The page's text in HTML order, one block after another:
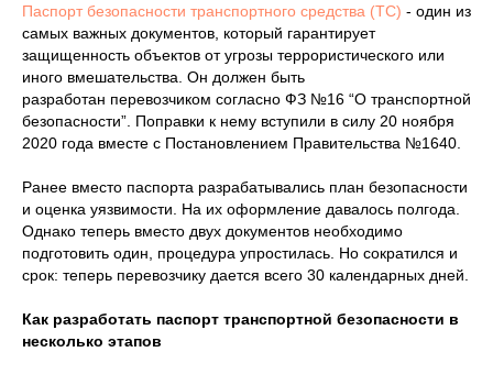
Паспорт безопасности транспортного средства (ТС) - один из
самых важных документов, который гарантирует
защищенность объектов от угрозы террористического или
иного вмешательства. Он должен быть
разработан перевозчиком согласно ФЗ №16 “О транспортной
безопасности”. Поправки к нему вступили в силу 20 ноября
2020 года вместе с Постановлением Правительства №1640.
Ранее вместо паспорта разрабатывались план безопасности
и оценка уязвимости. На их оформление давалось полгода.
Однако теперь вместо двух документов необходимо
подготовить один, процедура упростилась. Но сократился и
срок: теперь перевозчику дается всего 30 календарных дней.
Как разработать паспорт транспортной безопасности в
несколько этапов